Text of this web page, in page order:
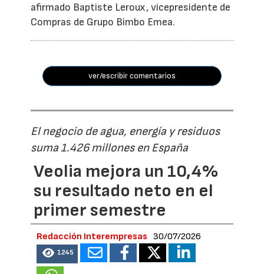
afirmado Baptiste Leroux, vicepresidente de
Compras de Grupo Bimbo Emea.
ver/escribir comentarios
El negocio de agua, energía y residuos
suma 1.426 millones en España
Veolia mejora un 10,4%
su resultado neto en el
primer semestre
Redacción Interempresas 30/07/2026
1245